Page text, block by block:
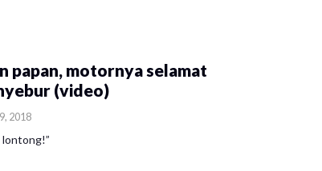
papan, motornya selamat
(video)
2018
lontong!”